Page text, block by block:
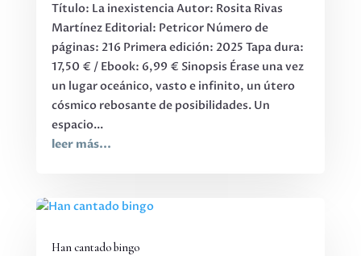
Título: La inexistencia Autor: Rosita Rivas
Martínez Editorial: Petricor Número de
páginas: 216 Primera edición: 2025 Tapa dura:
17,50 € / Ebook: 6,99 € Sinopsis Érase una vez
un lugar oceánico, vasto e infinito, un útero
cósmico rebosante de posibilidades. Un
espacio...
leer más...
Han cantado bingo